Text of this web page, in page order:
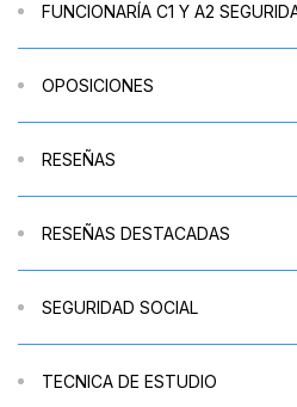
FUNCIONARÍA C1 Y A2
OPOSICIONES
RESEÑAS
RESEÑAS DESTACADAS
SEGURIDAD SOCIAL
TECNICA DE ESTUDIO